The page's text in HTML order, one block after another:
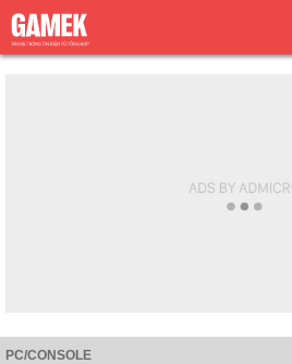
PC/CONSOLE